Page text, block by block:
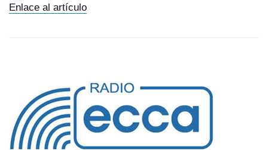
Enlace al artículo